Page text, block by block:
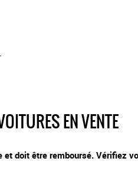
EN VENTE
et doit être remboursé. Vérifiez